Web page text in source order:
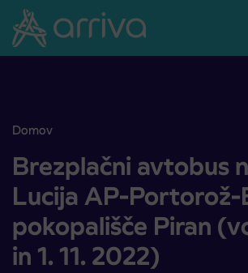
Skoči na vsebino
Domov
Brezplačni avtobus na relaciji Lucija AP-
Brezplačni avtobus
Lucija AP-Portorož-
pokopališče Piran
in 1. 11. 2022)